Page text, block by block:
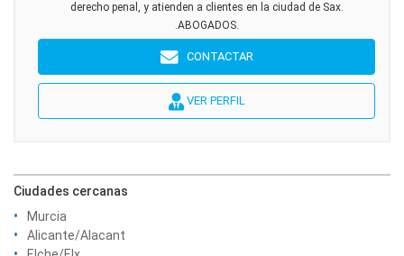
derecho penal, y atienden a clientes en la ciudad de Sax.
.ABOGADOS.
CONTACTAR
VER PERFIL
Ciudades cercanas
Murcia
Alicante/Alacant